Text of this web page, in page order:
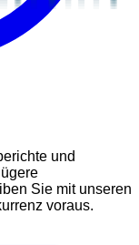
und
Sie mit unseren
voraus.